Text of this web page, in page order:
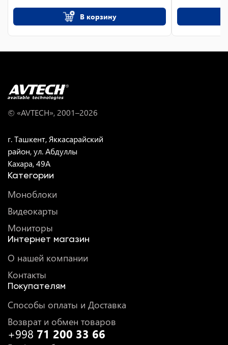
В корзину
© «AVTECH», 2001–2026
г. Ташкент, Яккасарайский
район, ул. Абдуллы
Кахара, 49A
Категории
Моноблоки
Видеокарты
Мониторы
Интернет магазин
О нашей компании
Контакты
Покупателям
Способы оплаты и Доставка
Возврат и обмен товаров
+998 71 200 33 66